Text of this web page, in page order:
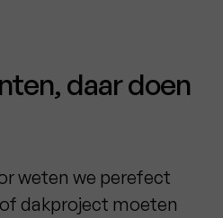
daar doen
weten we perefect
dakproject moeten